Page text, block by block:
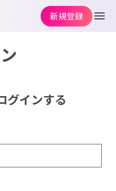
グインする
新規登録